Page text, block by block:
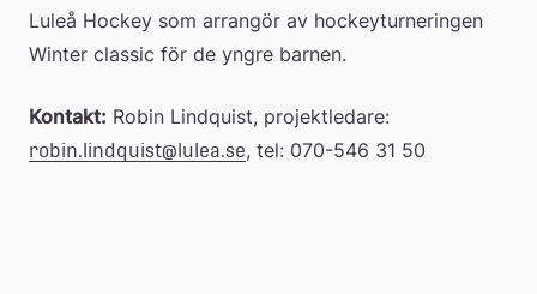
Luleå Hockey som arrangör av hockeyturneringen
Winter classic för de yngre barnen.
Kontakt:
robin.lindquist@lulea.se, tel: 070-546 31 50